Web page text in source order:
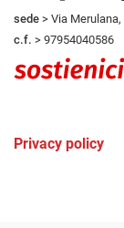
sede > Via
c.f. > 97954040586
Privacy policy